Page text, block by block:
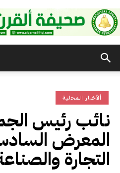
الأفريقي
ألأخبار المحلية
نائب رئيس
المعرض
التجارة